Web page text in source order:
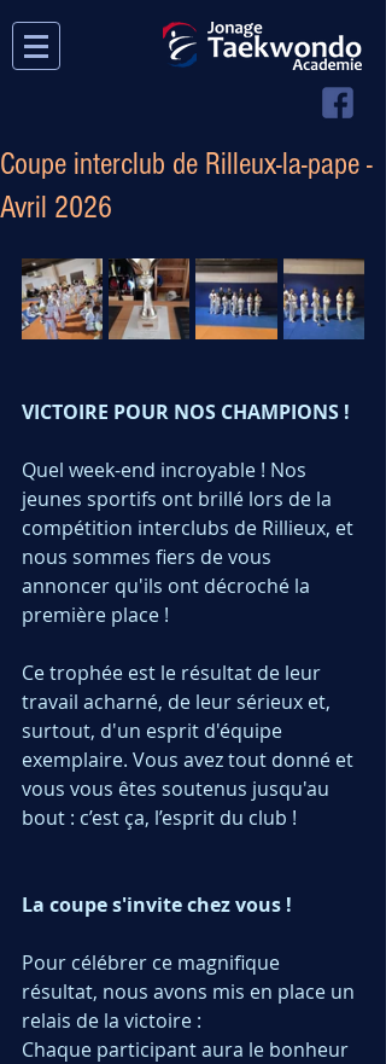
Coupe interclub de Rilleux-la-pape -
Avril 2026
VICTOIRE POUR NOS CHAMPIONS !
Quel week-end incroyable ! Nos
jeunes sportifs ont brillé lors de la
compétition interclubs de Rillieux, et
nous sommes fiers de vous
annoncer qu'ils ont décroché la
première place !
Ce trophée est le résultat de leur
travail acharné, de leur sérieux et,
surtout, d'un esprit d'équipe
exemplaire. Vous avez tout donné et
vous vous êtes soutenus jusqu'au
bout : c’est ça, l’esprit du club !
La coupe s'invite chez vous !
Pour célébrer ce magnifique
résultat, nous avons mis en place un
relais de la victoire :
Chaque participant aura le bonheur